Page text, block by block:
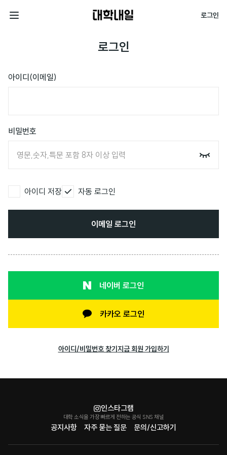
전
로그인
로그인
아이디(이메일)
비밀번호
아이디 저장 자동 로그인
이메일 로그인
네이버 로그인
카카오 로그인
아이디/비밀번호 찾기지금 회원 가입하기
공지사항 자주 묻는 질문 문의/신고하기
인스타그램
대학 소식을 가장 빠르게 전하는 공식 SNS 채널